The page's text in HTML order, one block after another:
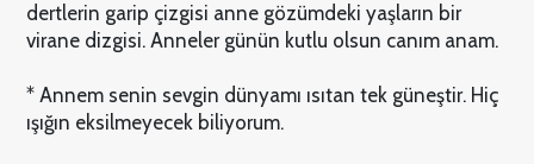
dertlerin garip çizgisi anne gözümdeki yaşların bir
virane dizgisi. Anneler günün kutlu olsun canım anam.
* Annem senin sevgin dünyamı ısıtan tek güneştir. Hiç
ışığın eksilmeyecek biliyorum.